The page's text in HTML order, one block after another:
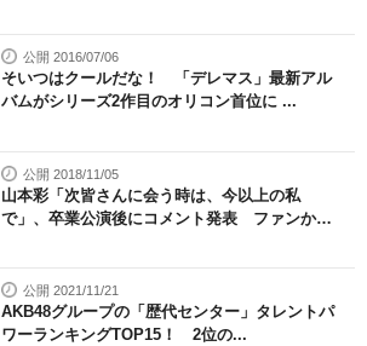
公開 2016/07/06
そいつはクールだな！ 「デレマス」最新アル
バムがシリーズ2作目のオリコン首位に ...
公開 2018/11/05
山本彩「次皆さんに会う時は、今以上の私
で」、卒業公演後にコメント発表 ファンか
公開 2021/11/21
AKB48グループの「歴代センター」タレントパ
ワーランキングTOP15！ 2位の...